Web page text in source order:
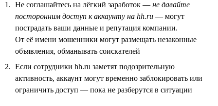
Не соглашайтесь на лёгкий заработок — не давайте
посторонним доступ к аккаунту на hh.ru — могут
пострадать ваши данные и репутация компании.
От её имени мошенники могут размещать незаконные
объявления, обманывать соискателей
Если сотрудники hh.ru заметят подозрительную
активность, аккаунт могут временно заблокировать или
ограничить доступ — пока не разберутся в ситуации